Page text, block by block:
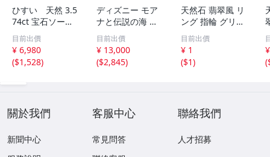
ひすい 天然 3.5
74ct 宝石ソーテ
ィング付き 11.7
㎜×8.8㎜×3.8㎜
ルース（ 裸石 ）
Y10181SA
目前出價
¥ 6,980
($1,528)
ディズニー モア
ナと伝説の海 テ
フィティの心 新
品 未開封
目前出價
¥ 13,000
($2,845)
天然石 翡翠風 リ
ング 指輪 グリー
ン系 ヴィンテー
ジアクセサリー
目前出價
¥ 1
($1)
(
關於我們
新聞中心
客服中心
常見問答
聯絡我們
人才招募